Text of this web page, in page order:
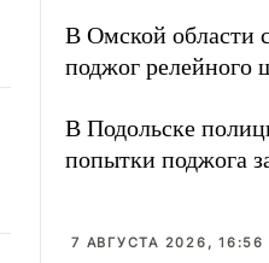
В Омской области
поджог релейного
В Подольске
попытки поджога
7 АВГУСТА 2026, 16:56